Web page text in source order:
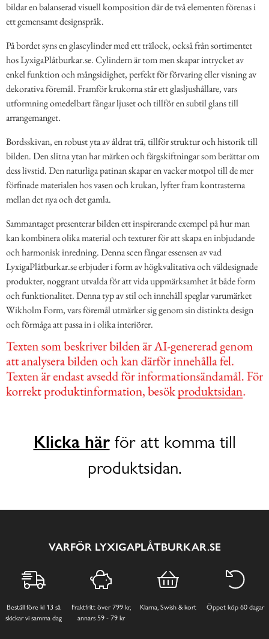
bildar en balanserad visuell komposition där de två elementen förenas i
ett gemensamt designspråk.
På bordet syns en glascylinder med ett trälock, också från sortimentet
hos LyxigaPlåtburkar.se. Cylindern är tom men skapar intrycket av
enkel funktion och mångsidighet, perfekt för förvaring eller visning av
dekorativa föremål. Framför krukorna står ett glasljushållare, vars
utformning omedelbart fångar ljuset och tillför en subtil glans till
arrangemanget.
Bordsskivan, en robust yta av åldrat trä, tillför struktur och historik till
bilden. Den slitna ytan har märken och färgskiftningar som berättar om
dess livstid. Den naturliga patinan skapar en vacker motpol till de mer
förfinade materialen hos vasen och krukan, lyfter fram kontrasterna
mellan det nya och det gamla.
Sammantaget presenterar bilden ett inspirerande exempel på hur man
kan kombinera olika material och texturer för att skapa en inbjudande
och harmonisk inredning. Denna scen fångar essensen av vad
LyxigaPlåtburkar.se erbjuder i form av högkvalitativa och väldesignade
produkter, noggrant utvalda för att vida uppmärksamhet åt både form
och funktionalitet. Denna typ av stil och innehåll speglar varumärket
Wikholm Form, vars föremål utmärker sig genom sin distinkta design
och förmåga att passa in i olika interiörer.
Klicka härför att komma till
produktsidan.
VARFÖR LYXIGAPLÅTBURKAR.SE
Beställ före kl 13 så
skickar vi samma dag
Fraktfritt över 799 kr,
annars 59 - 79 kr
Klarna, Swish & kort Öppet köp 60 dagar